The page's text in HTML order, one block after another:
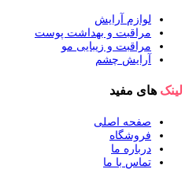
لوازم آرایش
مراقبت و بهداشت پوست
مراقبت و زیبایی مو
آرایش چشم
لینک های مفید
صفحه اصلی
فروشگاه
درباره ما
تماس با ما